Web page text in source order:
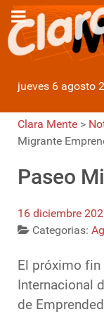
jueves 6 agosto
Clara Mente >
Migrante
Paseo
16 diciembre
Categorias:
El próximo fin
Internacional
de